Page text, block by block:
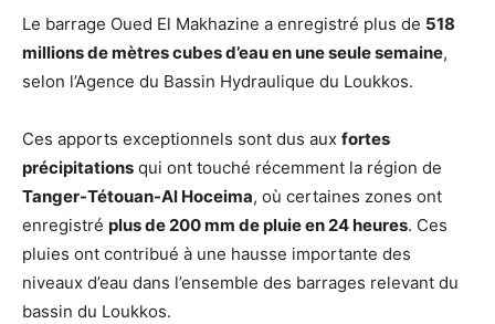
Le barrage Oued El Makhazine a enregistré plus de 518
millions de mètres cubes d’eau en une seule semaine,
selon l’Agence du Bassin Hydraulique du Loukkos.
Ces apports exceptionnels sont dus aux fortes
précipitations qui ont touché récemment la région de
Tanger-Tétouan-Al Hoceima, où certaines zones ont
enregistré plus de 200 mm de pluie en 24 heures. Ces
pluies ont contribué à une hausse importante des
niveaux d’eau dans l’ensemble des barrages relevant du
bassin du Loukkos.